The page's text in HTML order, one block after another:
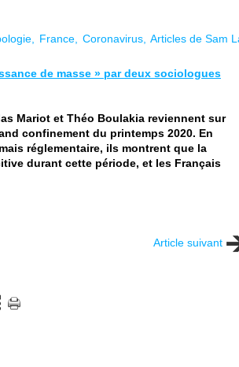
France Coronavirus Articles de Sam
de masse » par deux sociologues
Mariot et Théo Boulakia reviennent sur
confinement du printemps 2020. En
réglementaire, ils montrent que la
durant cette période, et les Français
Article suivant